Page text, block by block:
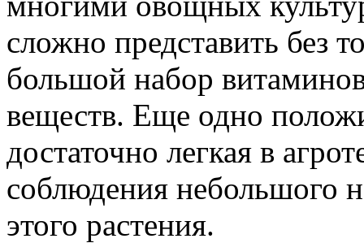
сложно представить без
большой набор
веществ. Еще одно
достаточно легкая в
соблюдения небольшого
этого растения.